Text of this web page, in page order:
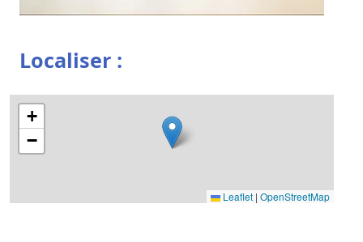
Localiser :
+
−
Leaflet | OpenStreetMap